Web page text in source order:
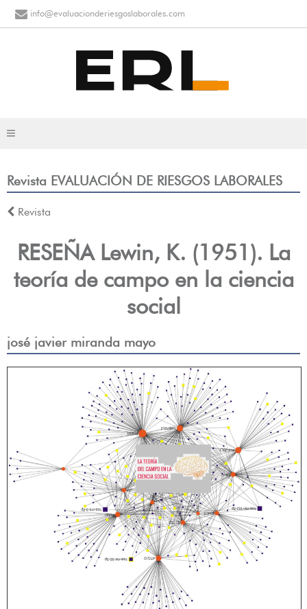
info@evaluacionderiesgoslaborales.com
Revista EVALUACIÓN DE RIESGOS LABORALES
Revista
RESEÑA Lewin, K. (1951). La
teoría de campo en la ciencia
social
josé javier miranda mayo